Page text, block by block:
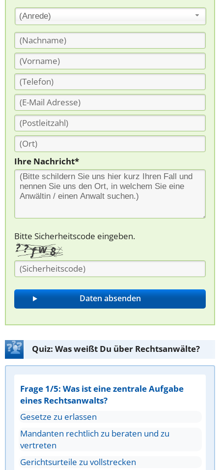
(Anrede)
Ihre Nachricht*
Bitte Sicherheitscode eingeben.
Quiz: Was weißt Du über Rechtsanwälte?
Frage 1/5: Was ist eine zentrale Aufgabe
eines Rechtsanwalts?
Gesetze zu erlassen
Mandanten rechtlich zu beraten und zu
vertreten
Gerichtsurteile zu vollstrecken